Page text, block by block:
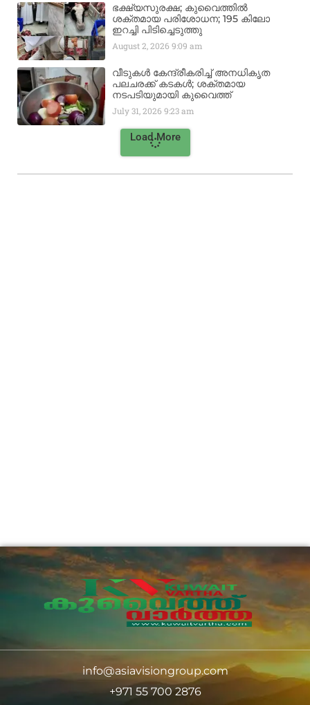
ഭക്ഷ്യസുരക്ഷ; കുവൈത്തിൽ
ശക്തമായ പരിശോധന; 195 കിലോ
ഇറച്ചി പിടിച്ചെടുത്തു
August 2, 20269:09 am
വീടുകൾ കേന്ദ്രീകരിച്ച് അനധികൃത
പലചരക്ക് കടകൾ; ശക്തമായ
നടപടിയുമായി കുവൈത്ത്
July 31, 20269:23 am
Load More
info@asiavisiongroup.com
+971 55 700 2876